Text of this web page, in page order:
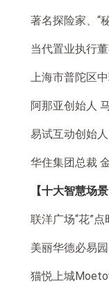
著名探险家、“
当代置业执行
上海市普陀区
阿那亚创始人
易试互动创始
华住集团总裁
【十大智慧场
联洋广场“花”
美丽华德必易园
猫悦上城